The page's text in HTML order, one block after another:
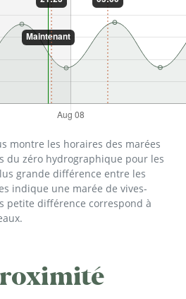
montre les horaires des marées
du zéro hydrographique pour les
grande différence entre les
indique une marée de vives-
petite différence correspond à